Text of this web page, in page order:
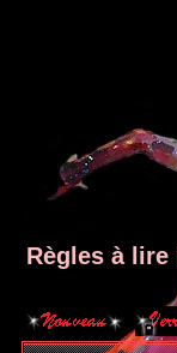
Règles à